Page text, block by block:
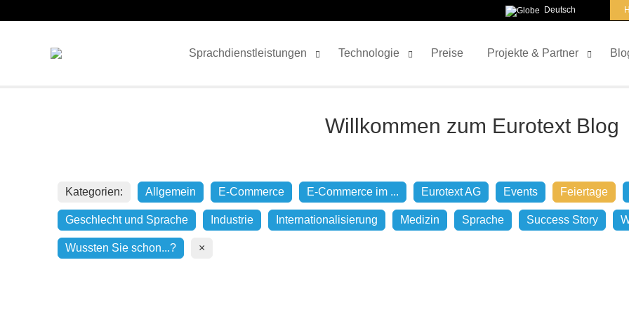
Deutsch
Sprachdienstleistungen Technologie Preise Projekte & Partner
Willkommen zum Eurotext Blog
Kategorien: Allgemein E-Commerce E-Commerce im ... Eurotext AG Events Feiertage
Geschlecht und Sprache Industrie Internationalisierung Medizin Sprache Success Story
Wussten Sie schon...? ×